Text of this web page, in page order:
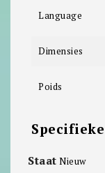
Language
Dimensies
Poids
Staat Nieuw